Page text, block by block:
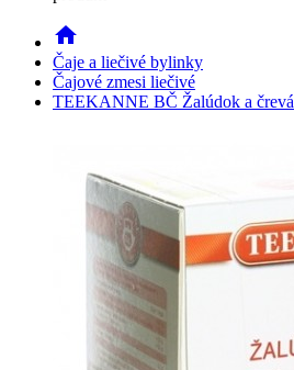
home
Čaje a liečivé bylinky
Čajové zmesi liečivé
TEEKANNE BČ Žalúdok a črevá